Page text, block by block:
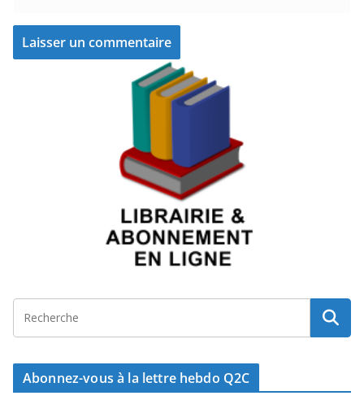
Abonnez-vous à la lettre hebdo Q2C